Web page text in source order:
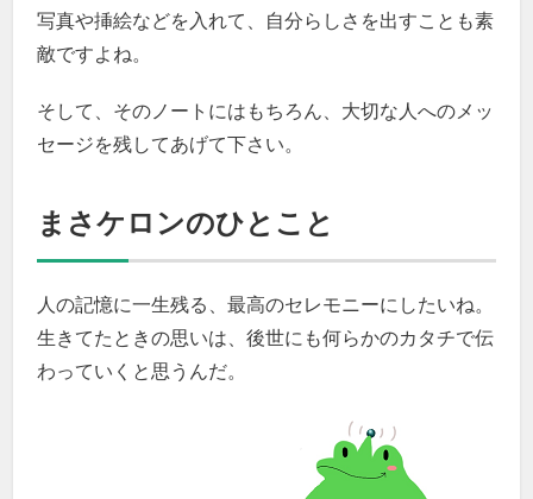
写真や挿絵などを入れて、自分らしさを出すことも素
敵ですよね。
そして、そのノートにはもちろん、大切な人へのメッ
セージを残してあげて下さい。
まさケロンのひとこと
人の記憶に一生残る、最高のセレモニーにしたいね。
生きてたときの思いは、後世にも何らかのカタチで伝
わっていくと思うんだ。